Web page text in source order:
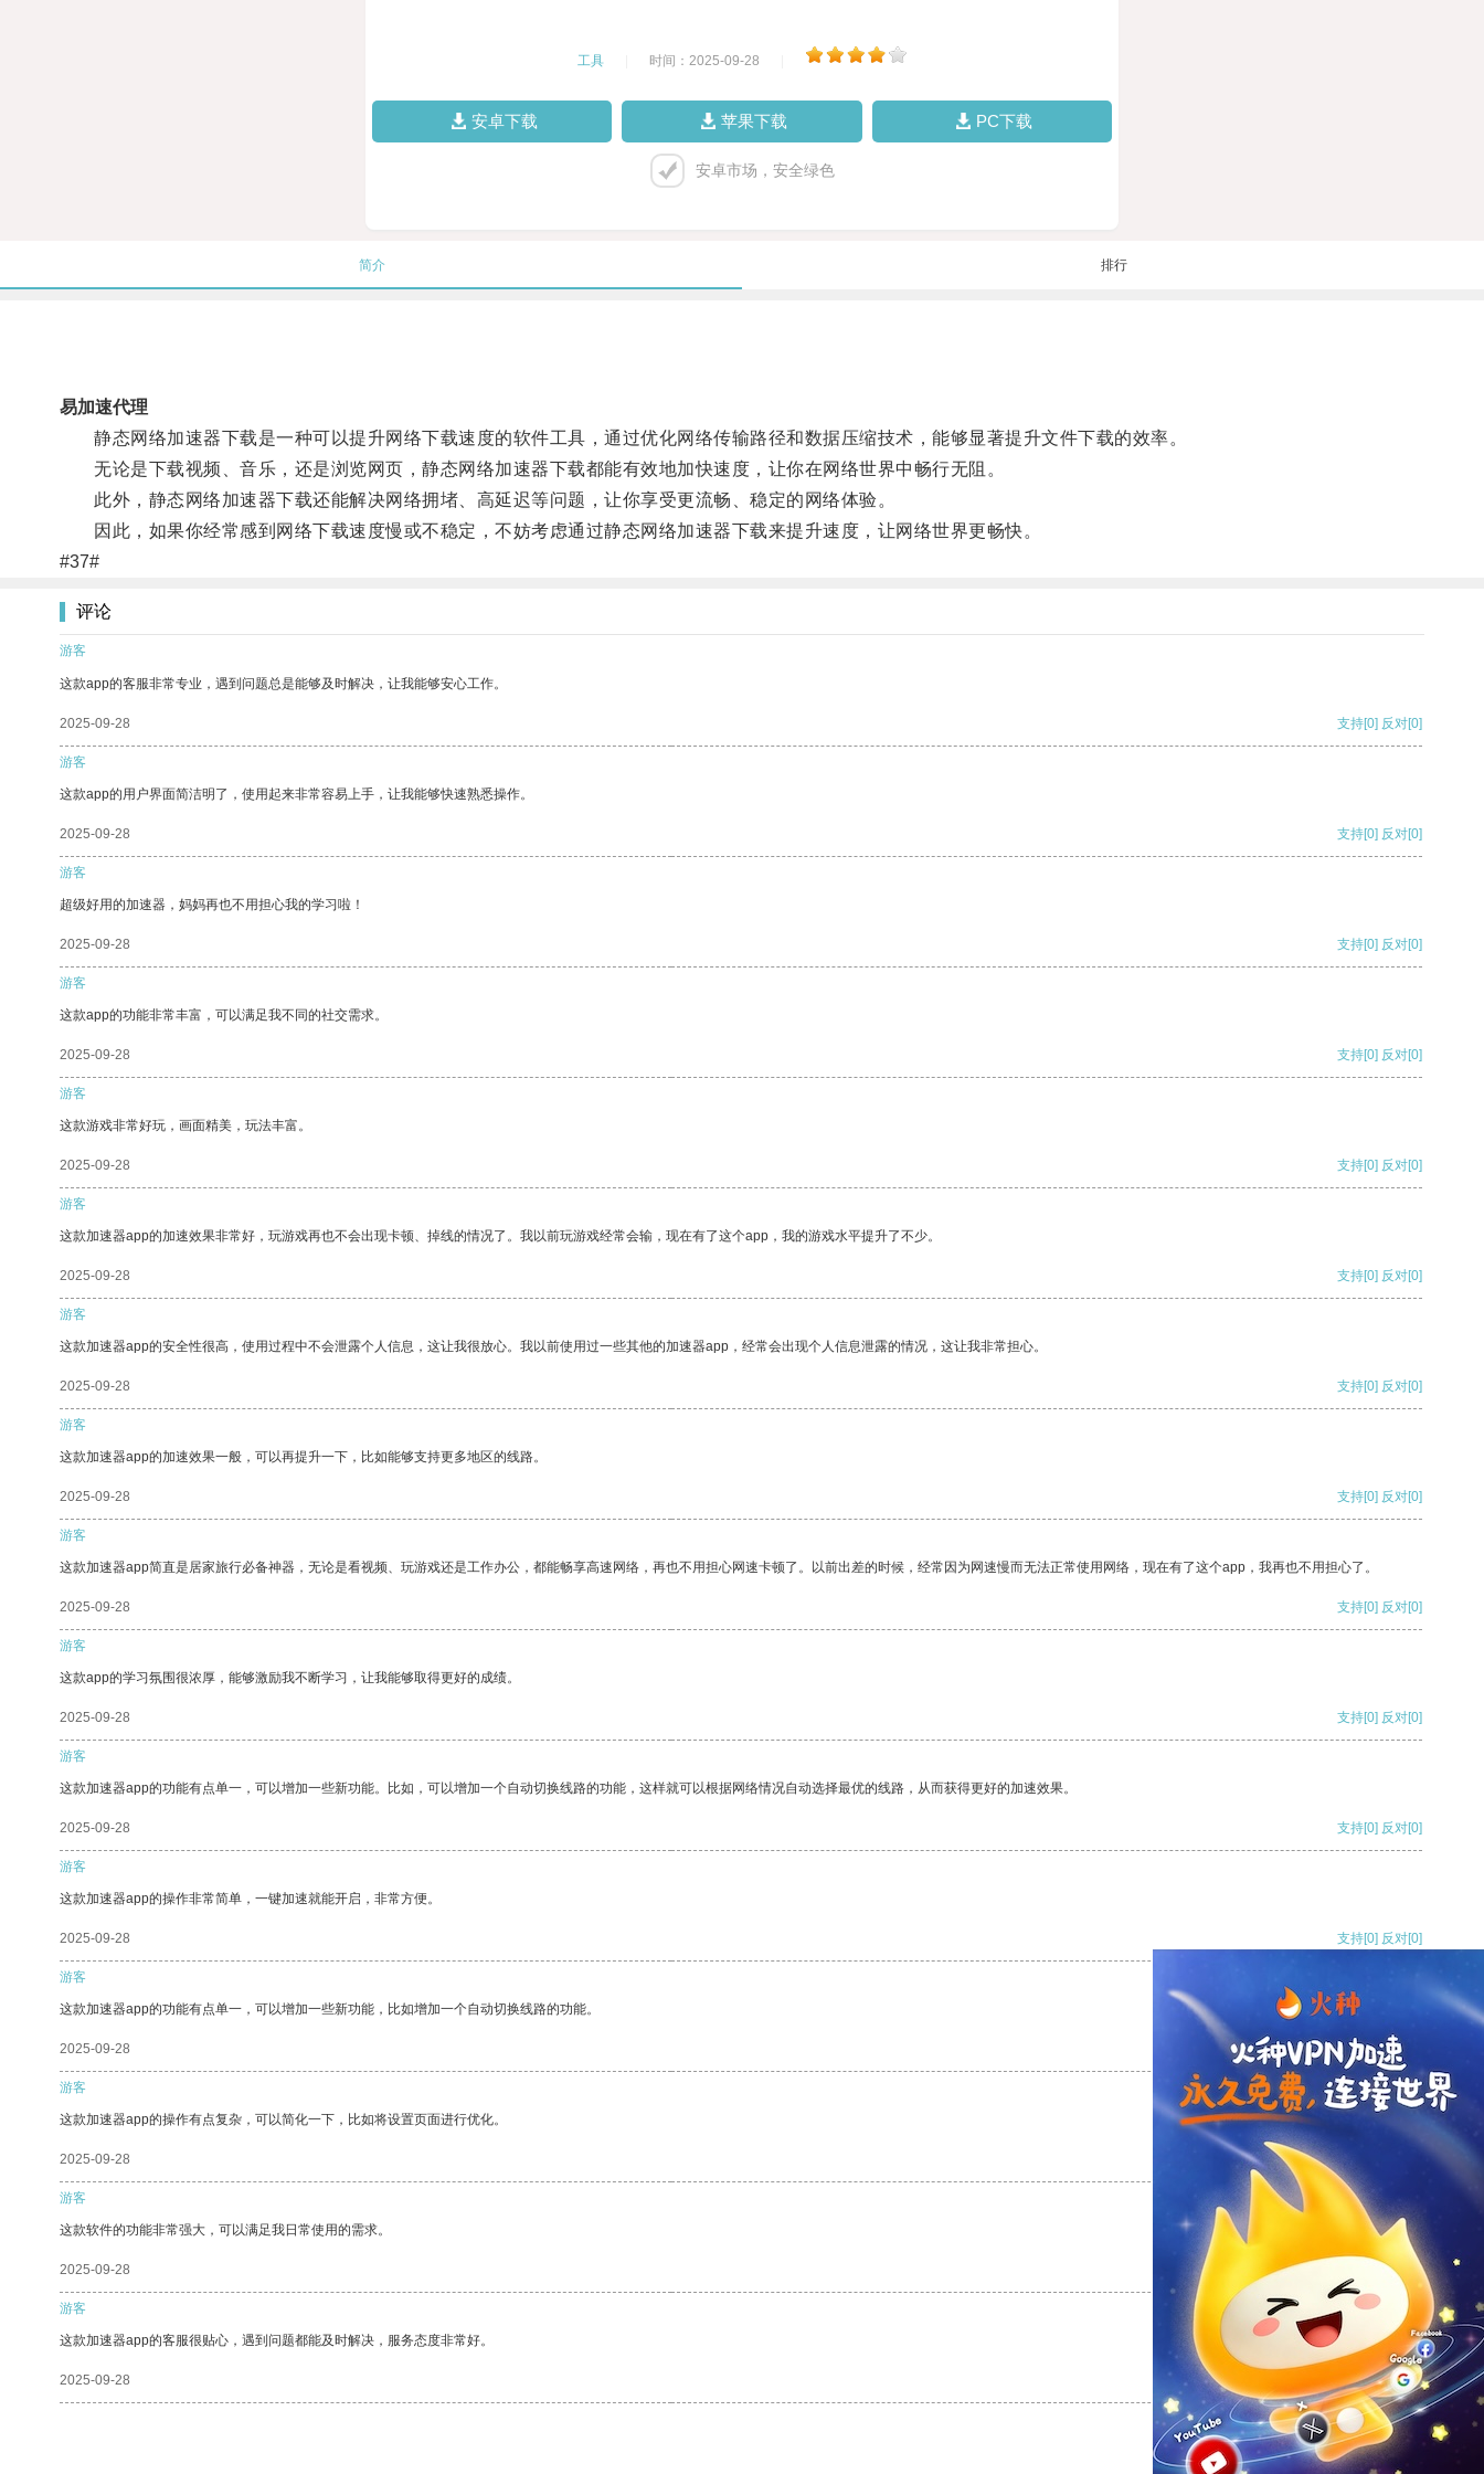
工具 时间：2025-09-28
安卓下载 苹果下载 PC下载
安卓市场，安全绿色
简介 排行
易加速代理
静态网络加速器下载是一种可以提升网络下载速度的软件工具，通过优化网络传输路径和数据压缩技术，能够显著提升文件下载的效率。
无论是下载视频、音乐，还是浏览网页，静态网络加速器下载都能有效地加快速度，让你在网络世界中畅行无阻。
此外，静态网络加速器下载还能解决网络拥堵、高延迟等问题，让你享受更流畅、稳定的网络体验。
因此，如果你经常感到网络下载速度慢或不稳定，不妨考虑通过静态网络加速器下载来提升速度，让网络世界更畅快。
#37#
评论
游客
这款app的客服非常专业，遇到问题总是能够及时解决，让我能够安心工作。
2025-09-28 支持[0] 反对[0]
游客
这款app的用户界面简洁明了，使用起来非常容易上手，让我能够快速熟悉操作。
2025-09-28 支持[0] 反对[0]
游客
超级好用的加速器，妈妈再也不用担心我的学习啦！
2025-09-28 支持[0] 反对[0]
游客
这款app的功能非常丰富，可以满足我不同的社交需求。
2025-09-28 支持[0] 反对[0]
游客
这款游戏非常好玩，画面精美，玩法丰富。
2025-09-28 支持[0] 反对[0]
游客
这款加速器app的加速效果非常好，玩游戏再也不会出现卡顿、掉线的情况了。我以前玩游戏经常会输，现在有了这个app，我的游戏水平提升了不少。
2025-09-28 支持[0] 反对[0]
游客
这款加速器app的安全性很高，使用过程中不会泄露个人信息，这让我很放心。我以前使用过一些其他的加速器app，经常会出现个人信息泄露的情况，这让我非常担心。
2025-09-28 支持[0] 反对[0]
游客
这款加速器app的加速效果一般，可以再提升一下，比如能够支持更多地区的线路。
2025-09-28 支持[0] 反对[0]
游客
这款加速器app简直是居家旅行必备神器，无论是看视频、玩游戏还是工作办公，都能畅享高速网络，再也不用担心网速卡顿了。以前出差的时候，经常因为网速慢而无法正常使用网络，现在有了这个app，我再也不用担心了。
2025-09-28 支持[0] 反对[0]
游客
这款app的学习氛围很浓厚，能够激励我不断学习，让我能够取得更好的成绩。
2025-09-28 支持[0] 反对[0]
游客
这款加速器app的功能有点单一，可以增加一些新功能。比如，可以增加一个自动切换线路的功能，这样就可以根据网络情况自动选择最优的线路，从而获得更好的加速效果。
2025-09-28 支持[0] 反对[0]
游客
这款加速器app的操作非常简单，一键加速就能开启，非常方便。
2025-09-28 支持[0] 反对[0]
游客
这款加速器app的功能有点单一，可以增加一些新功能，比如增加一个自动切换线路的功能。
2025-09-28 支持[0] 反对
游客
这款加速器app的操作有点复杂，可以简化一下，比如将设置页面进行优化。
2025-09-28 支持
游客
这款软件的功能非常强大，可以满足我日常使用的需求。
2025-09-28 反对 [0]
游客
这款加速器app的客服很贴心，遇到问题都能及时解决，服务态度非常好。
2025-09-28 支持[0] 反对[0]